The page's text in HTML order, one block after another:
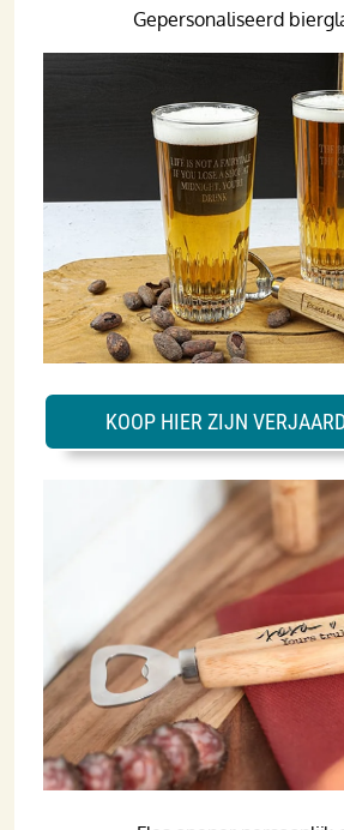
Gepersonaliseerd
KOOP HIER ZIJN